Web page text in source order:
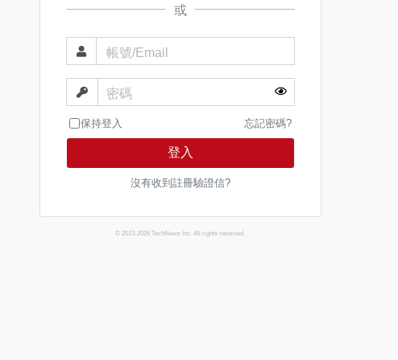
或
帳號/Email
密碼
保持登入 忘記密碼?
登入
沒有收到註冊驗證信?
© 2013-2026 TechNews Inc. All rights reserved.